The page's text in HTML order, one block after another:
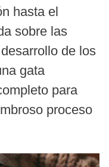
hasta el
sobre las
de los
gata
para
proceso